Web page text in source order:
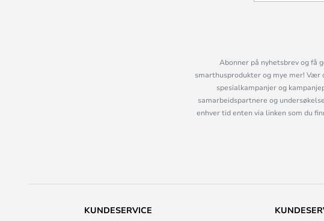
Abonner på nyhetsbrev og få
smarthusprodukter og mye mer!
spesialkampanjer og
samarbeidspartnere og
enhver tid enten via linken som du
KUNDESERVICE